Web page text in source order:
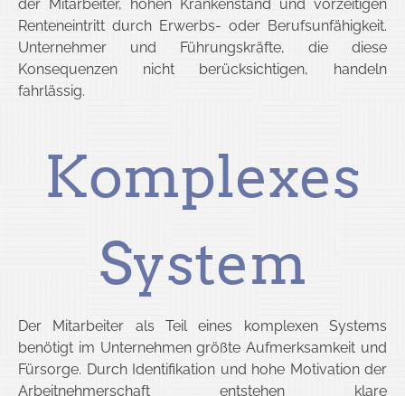
der Mitarbeiter, hohen Krankenstand und vorzeitigen
Renteneintritt durch Erwerbs- oder Berufsunfähigkeit.
Unternehmer und Führungskräfte, die diese
Konsequenzen nicht berücksichtigen, handeln
fahrlässig.
Komplexes
System
Der Mitarbeiter als Teil eines komplexen Systems
benötigt im Unternehmen größte Aufmerksamkeit und
Fürsorge. Durch Identifikation und hohe Motivation der
Arbeitnehmerschaft entstehen klare